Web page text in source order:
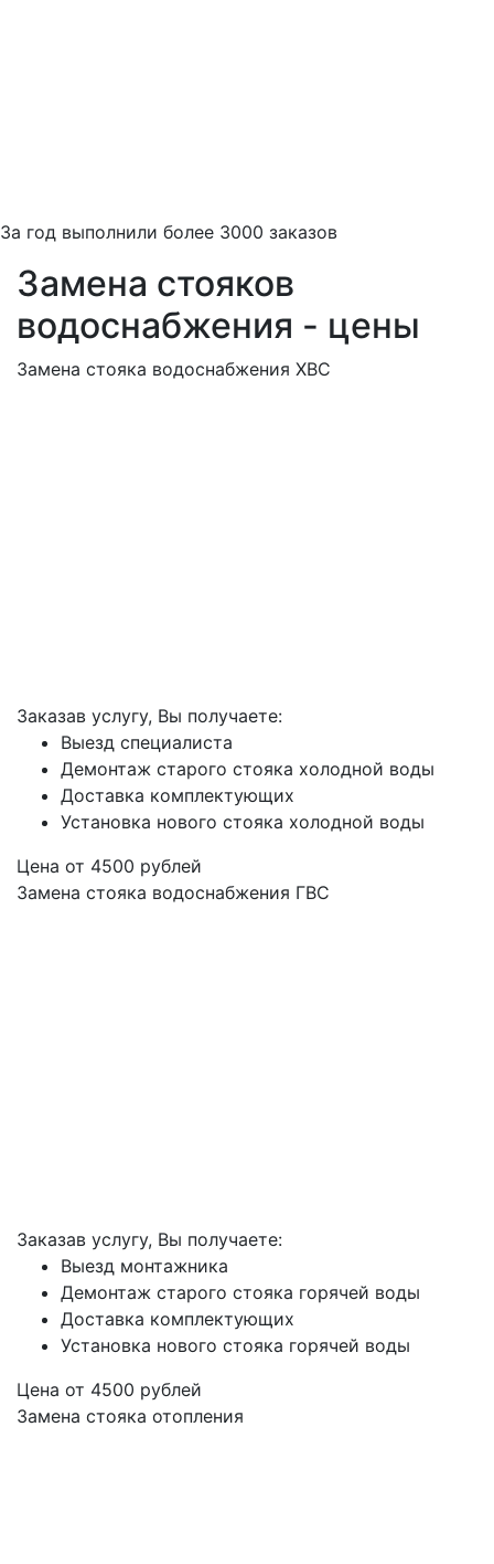
За год выполнили более 3000 заказов
Замена стояков
водоснабжения - цены
Замена стояка водоснабжения ХВС
Заказав услугу, Вы получаете:
Выезд специалиста
Демонтаж старого стояка холодной воды
Доставка комплектующих
Установка нового стояка холодной воды
Цена от 4500 рублей
Замена стояка водоснабжения ГВС
Заказав услугу, Вы получаете:
Выезд монтажника
Демонтаж старого стояка горячей воды
Доставка комплектующих
Установка нового стояка горячей воды
Цена от 4500 рублей
Замена стояка отопления